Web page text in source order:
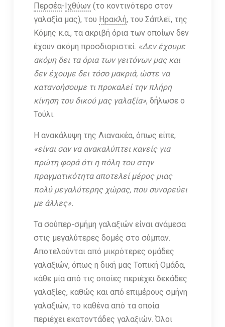
Περσέα-Ιχθύων(το κοντινότερο στον
γαλαξία μας), του Ηρακλή, του Σάπλεϊ, της
Κόμης κ.α., τα ακριβή όρια των οποίων δεν
έχουν ακόμη προσδιοριστεί. «Δεν έχουμε
ακόμη δει τα όρια των γειτόνων μας και
δεν έχουμε δει τόσο μακριά, ώστε να
κατανοήσουμε τι προκαλεί την πλήρη
κίνηση του δικού μας γαλαξία», δήλωσε ο
Τούλι.
Η ανακάλυψη της Λιανακέα, όπως είπε,
«είναι σαν να ανακαλύπτει κανείς για
πρώτη φορά ότι η πόλη του στην
πραγματικότητα αποτελεί μέρος μιας
πολύ μεγαλύτερης χώρας, που συνορεύει
με άλλες».
Τα σούπερ-σμήμη γαλαξιών είναι ανάμεσα
στις μεγαλύτερες δομές στο σύμπαν.
Αποτελούνται από μικρότερες ομάδες
γαλαξιών, όπως η δική μας Τοπική Ομάδα,
κάθε μία από τις οποίες περιέχει δεκάδες
γαλαξίες, καθώς και από επιμέρους σμήνη
γαλαξιών, το καθένα από τα οποία
περιέχει εκατοντάδες γαλαξιών. Όλοι